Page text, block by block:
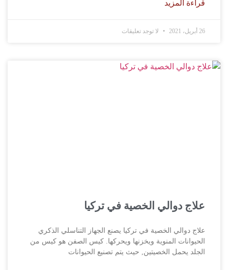
قراءة المزيد
26 أبريل، 2021 لا توجد تعليقات
علاج دوالي الخصية في تركيا
علاج دوالي الخصية في تركيا يصنع الجهاز التناسلي الذكري
الحيوانات المنوية ويخزنها ويحركها. كيس الصفن هو كيس من
الجلد يحمل الخصيتين, حيث يتم تصنيع الحيوانات